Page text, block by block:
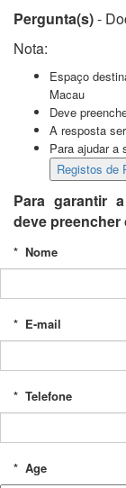
Pergunta(s)-
Nota:
Espaço
Macau
Deve
A resposta
Para ajudar a
Para garantir
deve
* Nome
* E-mail
* Telefone
* Age